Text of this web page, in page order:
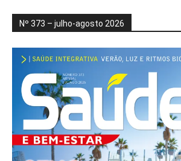
Nº 373 – julho-agosto 2026